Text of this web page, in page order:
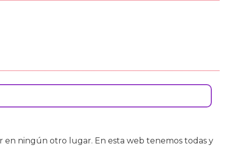
en ningún otro lugar. En esta web tenemos todas y